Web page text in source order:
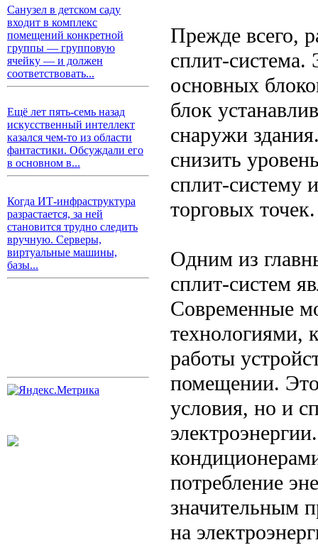
Санузел в детском саду
входит в комплекс
помещений конкретной
группы — групповую
ячейку — и должен
соответствовать...
Ещё лет пять-семь назад
искусственный интеллект
казался чем-то из области
фантастики. Обсуждали его
в основном в...
Когда ИТ-инфраструктура
разрастается, за ней
становится трудно следить
вручную. Серверы,
виртуальные машины,
базы...
Прежде всего,
сплит-система.
основных
блок
снаружи
снизить
сплит-систему
торговых точек.
Одним из
сплит-систем
Современные
технологиями,
работы
помещении. Это
условия, но и
потребление
значительным
на